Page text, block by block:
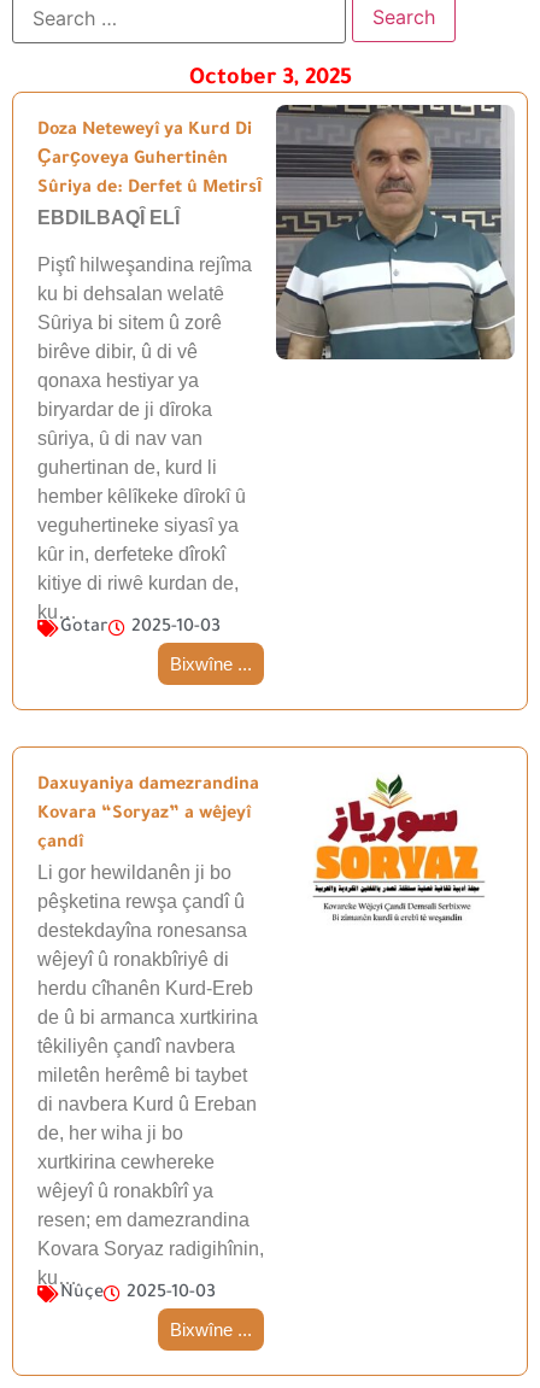
October 3, 2025
Doza Neteweyî ya Kurd Di
Ҫarҫoveya Guhertinên
Sûriya de: Derfet û Metirsȋ
EBDILBAQȊ ELȊ
Piştî hilweşandina rejîma
ku bi dehsalan welatȇ
Sȗriya bi sitem û zorê
birêve dibir, û di vê
qonaxa hestiyar ya
biryardar de ji dȋroka
sȗriya, ȗ di nav van
guhertinan de, kurd li
hember kȇlȋkeke dȋrokȋ ȗ
veguhertineke siyasȋ ya
kȗr in, derfeteke dîrokî
kitiye di riwȇ kurdan de,
ku…
Gotar 2025-10-03
Bixwîne ...
Daxuyaniya damezrandina
Kovara “Soryaz” a wêjeyî
çandî
Li gor hewildanên ji bo
pêşketina rewşa çandî û
destekdayîna ronesansa
wêjeyî û ronakbîriyê di
herdu cîhanên Kurd-Ereb
de û bi armanca xurtkirina
têkiliyên çandî navbera
miletên herêmê bi taybet
di navbera Kurd û Ereban
de, her wiha ji bo
xurtkirina cewhereke
wêjeyî û ronakbîrî ya
resen; em damezrandina
Kovara Soryaz radigihînin,
ku…
Nûçe 2025-10-03
Bixwîne ...